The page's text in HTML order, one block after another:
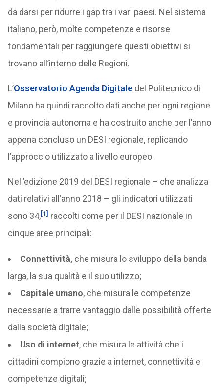
da darsi per ridurre i gap tra i vari paesi. Nel sistema
italiano, però, molte competenze e risorse
fondamentali per raggiungere questi obiettivi si
trovano all’interno delle Regioni.
L’Osservatorio Agenda Digitaledel Politecnico di
Milano ha quindi raccolto dati anche per ogni regione
e provincia autonoma e ha costruito anche per l’anno
appena concluso un DESI regionale, replicando
l’approccio utilizzato a livello europeo.
Nell’edizione 2019 del DESI regionale – che analizza
dati relativi all’anno 2018 – gli indicatori utilizzati
sono 34,[1] raccolti come per il DESI nazionale in
cinque aree principali:
Connettività,che misura lo sviluppo della banda
larga, la sua qualità e il suo utilizzo;
Capitale umano, che misura le competenze
necessarie a trarre vantaggio dalle possibilità offerte
dalla società digitale;
Uso di internet, che misura le attività che i
cittadini compiono grazie a internet, connettività e
competenze digitali;